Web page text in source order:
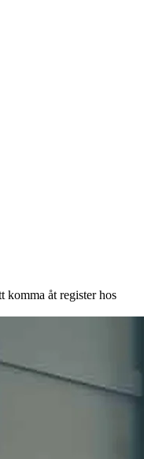
komma åt register hos